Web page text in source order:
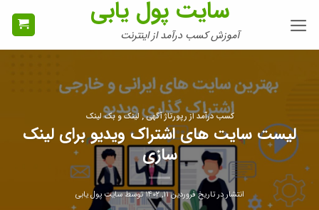
سایت پول یابی
آموزش کسب درآمد از اینترنت
کسب درآمد از رپورتاژ آگهی , لینک و بک لینک
لیست سایت های اشتراک ویدیو برای لینک
سازی
انتشار در تاریخفروردین ۱۱, ۱۴۰۲ توسطسایت پول یابی